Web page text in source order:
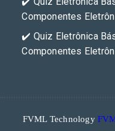
Componentes
✔️ Quiz Eletrônica
Componentes
FVML Technology